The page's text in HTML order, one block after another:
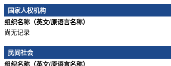
国家人权机构
组织名称（英文/原语言名称）
尚无记录
民间社会
组织名称（英文/原语言名称）